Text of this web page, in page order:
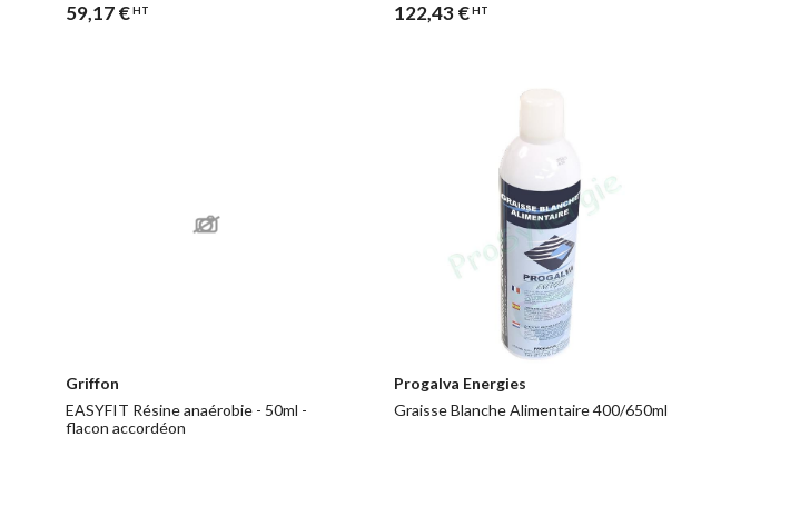
59,17 €HT 122,43 €HT
Griffon
EASYFIT Résine anaérobie - 50ml -
flacon accordéon
Progalva Energies
Graisse Blanche Alimentaire 400/650ml